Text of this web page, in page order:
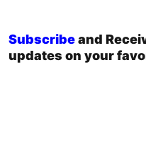
Subscribeand
updates on your